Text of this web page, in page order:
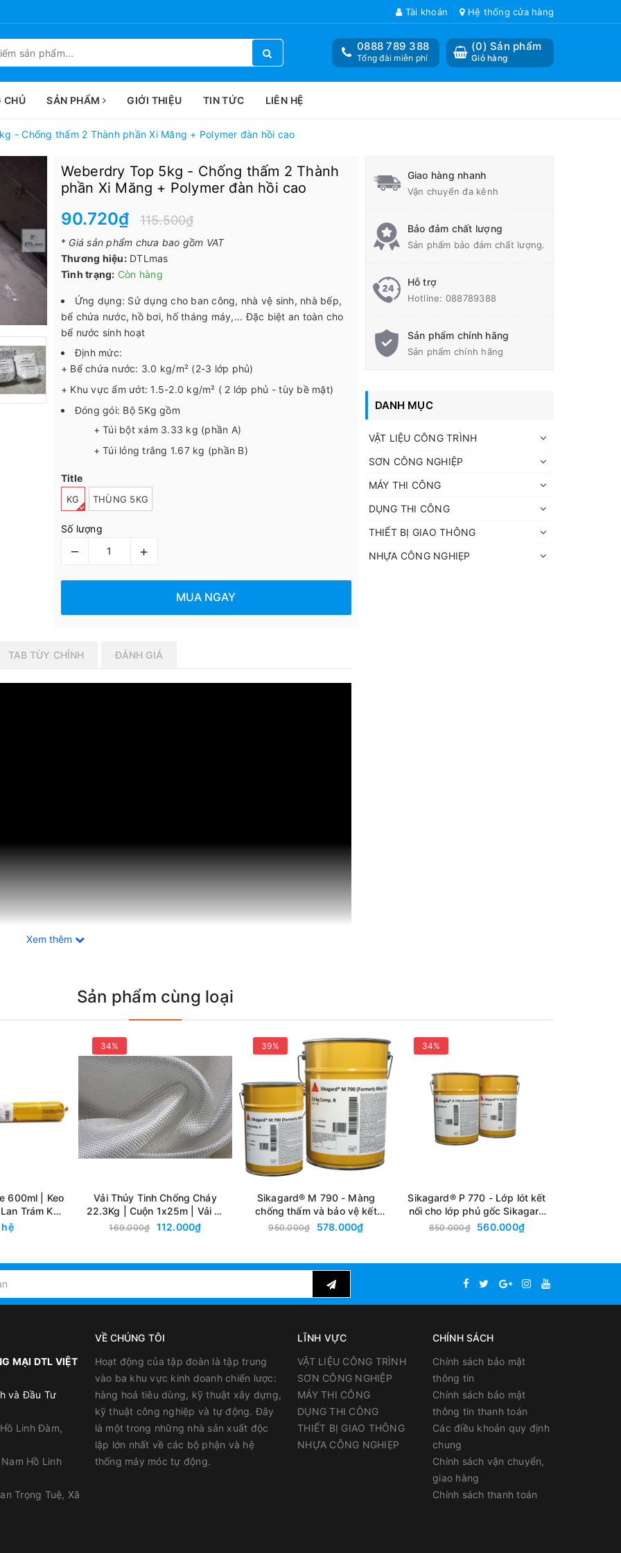
Tài khoản Hệ thống cửa hàng
(0) Sản phẩm
Giỏ hàng
0888 789 388
Tổng đài miễn phí
CHỦ SẢN PHẨM GIỚI THIỆU TIN TỨC LIÊN HỆ
- Chống thấm 2 Thành phần Xi Măng + Polymer đàn hồi cao
Weberdry Top 5kg - Chống thấm 2 Thành
phần Xi Măng + Polymer đàn hồi cao
90.720₫ 115.500₫
* Giá sản phẩm chưa bao gồm VAT
Thương hiệu: DTLmas
Tình trạng: Còn hàng
Ứng dụng: Sử dụng cho ban công, nhà vệ sinh, nhà bếp,
bể chứa nước, hồ bơi, hố tháng máy,... Đặc biệt an toàn cho
bể nước sinh hoạt
Định mức:
+ Bể chứa nước: 3.0 kg/m² (2-3 lớp phủ)
+ Khu vực ẩm ướt: 1.5-2.0 kg/m² ( 2 lớp phủ - tùy bề mặt)
Đóng gói: Bộ 5Kg gồm
+ Túi bột xám 3.33 kg (phần A)
+ Túi lỏng trắng 1.67 kg (phần B)
Title
KG THÙNG 5KG
Số lượng
– +
MUA NGAY
TAB TÙY CHỈNH ĐÁNH GIÁ
2 thành phần có tính đàn hồi tốt. Sản phẩm có thể thi công bằng con lăn
thời gian thi công.
nước.
trường.
vệ sinh, phòng tắm, nhà bếp,...
hồ bơi...
Xem thêm
Giao hàng nhanh
Vận chuyển đa kênh
Bảo đảm chất lượng
Sản phẩm bảo đảm chất lượng.
Hỗ trợ
Hotline: 088789388
Sản phẩm chính hãng
Sản phẩm chính hãng
DANH MỤC
VẬT LIỆU CÔNG TRÌNH
SƠN CÔNG NGHIỆP
MÁY THI CÔNG
DỤNG THI CÔNG
THIẾT BỊ GIAO THÔNG
NHỰA CÔNG NGHIẸP
Sản phẩm cùng loại
600ml | Keo
Trám Khe
4 Giờ
hệ
34%
Vải Thủy Tinh Chống Cháy
22.3Kg | Cuộn 1x25m | Vải E-
Glass Cách Nhiệt Chịu Nhiệt
169.000₫ 112.000₫
39%
Sikagard® M 790 - Màng
chống thấm và bảo vệ kết
cấu bê tông trong điều kiện
950.000₫ 578.000₫
34%
Sikagard® P 770 - Lớp lót kết
nối cho lớp phủ gốc Sikagard
và Sikalastic công nghệ
850.000₫ 560.000₫
MẠI DTL VIỆT
và Đầu Tư
Linh Đàm,
Hồ Linh
Trọng Tuệ, Xã
VỀ CHÚNG TÔI
Hoạt động của tập đoàn là tập trung
vào ba khu vực kinh doanh chiến lược:
hàng hoá tiêu dùng, kỹ thuật xây dựng,
kỹ thuật công nghiệp và tự động. Đây
là một trong những nhà sản xuất độc
lập lớn nhất về các bộ phận và hệ
thống máy móc tự động.
LĨNH VỰC
VẬT LIỆU CÔNG TRÌNH
SƠN CÔNG NGHIỆP
MÁY THI CÔNG
DỤNG THI CÔNG
THIẾT BỊ GIAO THÔNG
NHỰA CÔNG NGHIẸP
CHÍNH SÁCH
Chính sách bảo mật
thông tin
Chính sách bảo mật
thông tin thanh toán
Các điều khoản quy định
chung
Chính sách vận chuyển,
giao hàng
Chính sách thanh toán